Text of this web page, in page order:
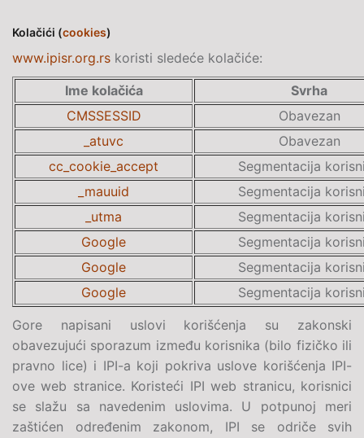
Kolačići (cookies)
www.ipisr.org.rs koristi sledeće kolačiće:
Ime kolačića
Svrha
CMSSESSID
Obavezan
_atuvc
Obavezan
cc_cookie_accept
Segmentacija
_mauuid
Segmentacija
_utma
Segmentacija
Google
Segmentacija
Google
Segmentacija
Google
Segmentacija
Gore napisani uslovi korišćenja su zakonski
obavezujući sporazum između korisnika (bilo fizičko ili
pravno lice) i IPI-a koji pokriva uslove korišćenja IPI-
ove web stranice. Koristeći IPI web stranicu, korisnici
se slažu sa navedenim uslovima. U potpunoj meri
zaštićen određenim zakonom, IPI se odriče svih